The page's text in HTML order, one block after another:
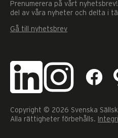
Prenumerera på vårt
del av våra nyheter och delta i
Gå till nyhetsbrev
Copyright © 2026 Svenska
Alla rättigheter förbehålls.
Statistik
För att vi ska
kunna
funktionalitet
och
uppbyggnad,
baserat på hur
används.